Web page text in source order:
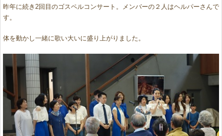
昨年に続き2回目のゴスペルコンサート。メンバーの２人はヘルパーさんで
す。
体を動かし一緒に歌い大いに盛り上がりました。